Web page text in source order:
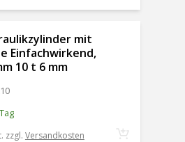
mit
Einfachwirkend,
10 t 6 mm
zzgl. Versandkosten